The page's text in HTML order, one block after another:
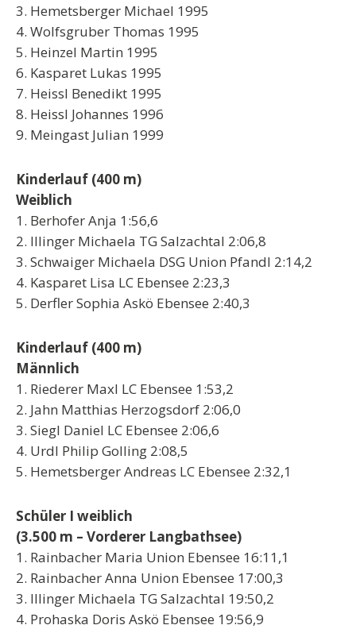
3. Hemetsberger Michael 1995
4. Wolfsgruber Thomas 1995
5. Heinzel Martin 1995
6. Kasparet Lukas 1995
7. Heissl Benedikt 1995
8. Heissl Johannes 1996
9. Meingast Julian 1999
Kinderlauf (400 m)
Weiblich
1. Berhofer Anja 1:56,6
2. Illinger Michaela TG Salzachtal 2:06,8
3. Schwaiger Michaela DSG Union Pfandl 2:14,2
4. Kasparet Lisa LC Ebensee 2:23,3
5. Derfler Sophia Askö Ebensee 2:40,3
Kinderlauf (400 m)
Männlich
1. Riederer Maxl LC Ebensee 1:53,2
2. Jahn Matthias Herzogsdorf 2:06,0
3. Siegl Daniel LC Ebensee 2:06,6
4. Urdl Philip Golling 2:08,5
5. Hemetsberger Andreas LC Ebensee 2:32,1
Schüler I weiblich
(3.500 m – Vorderer Langbathsee)
1. Rainbacher Maria Union Ebensee 16:11,1
2. Rainbacher Anna Union Ebensee 17:00,3
3. Illinger Michaela TG Salzachtal 19:50,2
4. Prohaska Doris Askö Ebensee 19:56,9